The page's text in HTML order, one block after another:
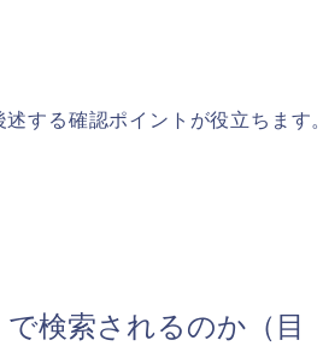
する確認ポイントが役立ちます。
検索されるのか（目